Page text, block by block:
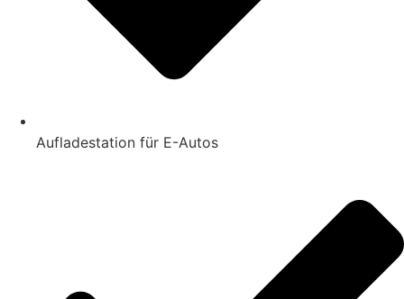
Aufladestation für E-Autos